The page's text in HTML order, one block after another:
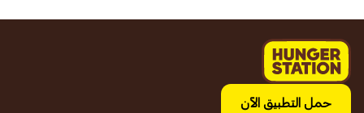
حمل التطبيق الآن